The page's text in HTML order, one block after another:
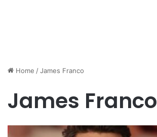
Home /James Franco
James Franco